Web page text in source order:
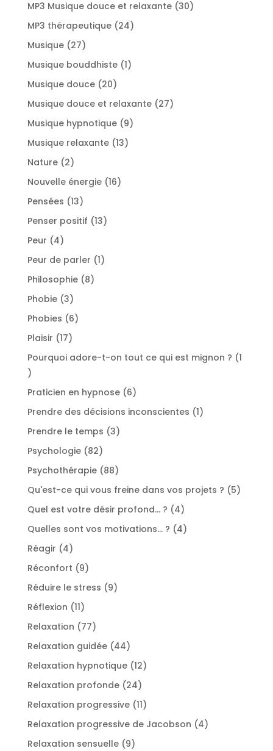
MP3 Musique douce et relaxante 3030
MP3 thérapeutique 2424
Musique 2727
produits
Musique bouddhiste 11
Musique douce 2020
produits
Musique douce et relaxante 2727
Musique hypnotique 99
Musique relaxante 1313
Nature 22
produits
Nouvelle énergie 1616
Pensées 1313
produits
Penser positif 1313
Peur 44
produits
Peur de parler 11
Philosophie 88
Phobie 33
produits
Phobies 66
Plaisir 1717
produits
Pourquoi adore-t-on tout ce qui est mignon ? 1
1
produit
Praticien en hypnose 66
produits
Prendre des décisions inconscientes 11
Prendre le temps 33
Psychologie 8282
produits
Psychothérapie 8888
produits
Qu'est-ce qui vous freine dans vos projets ? 55
Quel est votre désir profond... ? 44
produits
Quelles sont vos motivations... ? 44
Réagir 44
produits
Réconfort 99
produits
Réduire le stress 99
Réflexion 1111
produits
Relaxation 7777
produits
Relaxation guidée 4444
produits
Relaxation hypnotique 1212
Relaxation profonde 2424
produits
Relaxation progressive 1111
produits
Relaxation progressive de Jacobson 44
Relaxation sensuelle 99